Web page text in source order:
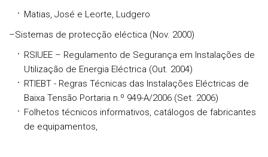
Matias, José e Leorte, Ludgero
–Sistemas de protecção eléctica (Nov. 2000)
RSIUEE – Regulamento de Segurança em Instalações de
Utilização de Energia Eléctrica (Out. 2004)
RTIEBT - Regras Técnicas das Instalações Eléctricas de
Baixa Tensão Portaria n.º 949-A/2006 (Set. 2006)
Folhetos técnicos informativos, catálogos de fabricantes
de equipamentos,